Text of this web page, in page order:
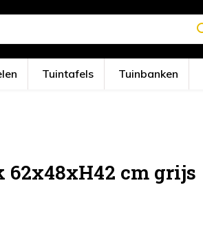
Tuintafels Tuinbanken
cm grijs